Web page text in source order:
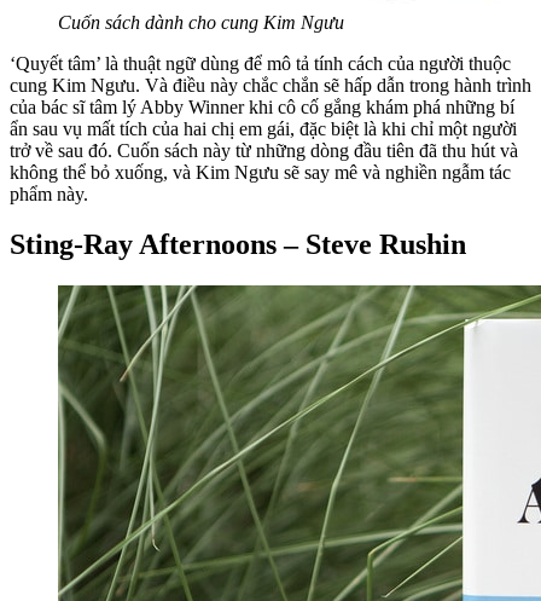
Cuốn sách dành cho cung Kim Ngưu
‘Quyết tâm’ là thuật ngữ dùng để mô tả tính cách của người thuộc
cung Kim Ngưu. Và điều này chắc chắn sẽ hấp dẫn trong hành trình
của bác sĩ tâm lý Abby Winner khi cô cố gắng khám phá những bí
ẩn sau vụ mất tích của hai chị em gái, đặc biệt là khi chỉ một người
trở về sau đó. Cuốn sách này từ những dòng đầu tiên đã thu hút và
không thể bỏ xuống, và Kim Ngưu sẽ say mê và nghiền ngẫm tác
phẩm này.
Sting-Ray Afternoons – Steve Rushin